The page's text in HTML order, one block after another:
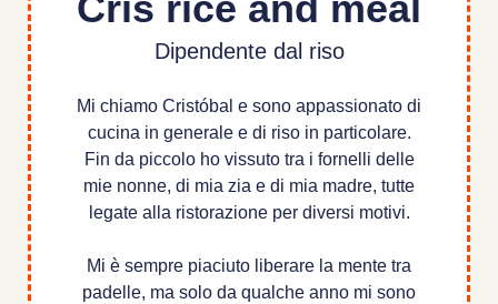
Dipendente dal riso
Mi chiamo Cristóbal e sono appassionato di
cucina in generale e di riso in particolare.
Fin da piccolo ho vissuto tra i fornelli delle
mie nonne, di mia zia e di mia madre, tutte
legate alla ristorazione per diversi motivi.
Mi è sempre piaciuto liberare la mente tra
padelle, ma solo da qualche anno mi sono